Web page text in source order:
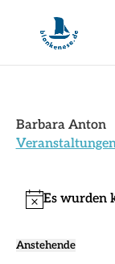
Barbara Anton
Hinweis
Es wurden
Anstehende